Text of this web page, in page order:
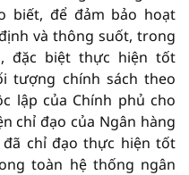
biết, để đảm bảo hoạt
và thông suốt, trong
đặc biệt thực hiện tốt
tượng chính sách theo
lập của Chính phủ cho
chỉ đạo của Ngân hàng
đã chỉ đạo thực hiện tốt
toàn hệ thống ngân